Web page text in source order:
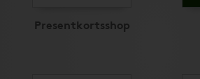
Presentkortsshop